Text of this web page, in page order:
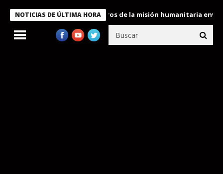
NOTICIAS DE ÚLTIMA HORA
condecora a miembros de la misión humanitaria enviada a